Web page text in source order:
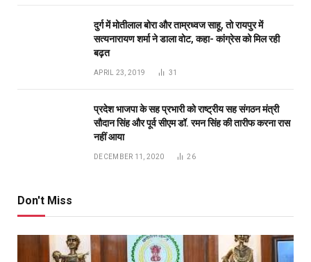
दुर्ग में मोतीलाल बोरा और ताम्रध्वज साहू, तो रायपुर में
सत्यनारायण शर्मा ने डाला वोट, कहा- कांग्रेस को मिल रही
बढ़त
APRIL 23, 2019 31
प्रदेश भाजपा के सह प्रभारी को राष्ट्रीय सह संगठन मंत्री
सौदान सिंह और पूर्व सीएम डॉ. रमन सिंह की तारीफ करना रास
नहीं आया
DECEMBER 11, 2020 26
Don't Miss